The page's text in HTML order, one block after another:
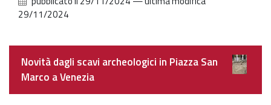
29/11/2024
Navigazione
Novità dagli scavi archeologici in Piazza San
Marco a Venezia